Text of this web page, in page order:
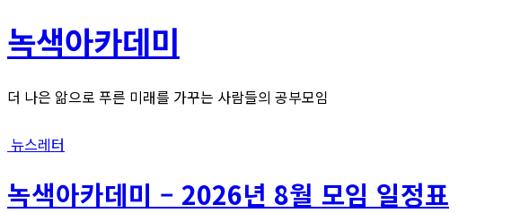
녹색아카데미
더 나은 앎으로 푸른 미래를 가꾸는 사람들의 공부모임
뉴스레터
녹색아카데미 – 2026년 8월 모임 일정표